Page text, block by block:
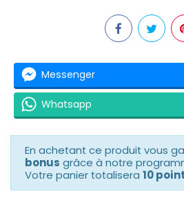
Messenger
Whatsapp
En achetant ce produit vous
bonus grâce à notre
Votre panier totalisera 10